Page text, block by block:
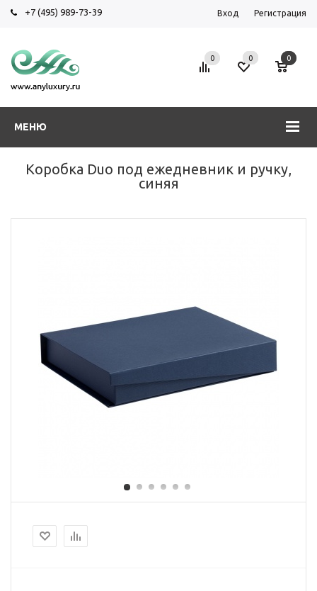
+7 (495) 989-73-39 Вход Регистрация
МЕНЮ
0 0 0
Коробка Duo под ежедневник и ручку,
синяя